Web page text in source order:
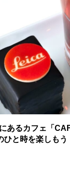
あるカフェ「
ひと時を楽しもう